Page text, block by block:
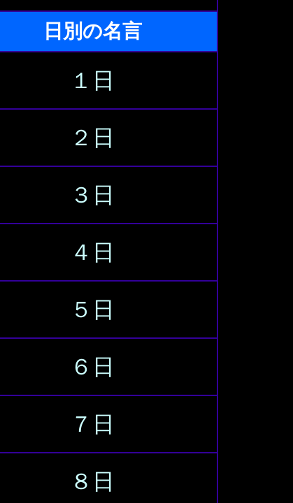
日別の名言
１日
２日
３日
４日
５日
６日
７日
８日